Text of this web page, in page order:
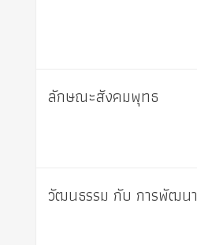
ลักษณะสังคมพุทธ
วัฒนธรรม กับ การพัฒนา